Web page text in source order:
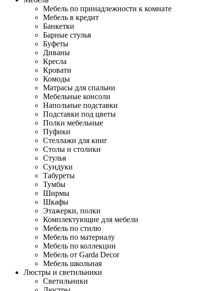
Мебель по принадлежности к комнате
Мебель в кредит
Банкетки
Барные стулья
Буфеты
Диваны
Кресла
Кровати
Комоды
Матрасы для спальни
Мебельные консоли
Напольные подставки
Подставки под цветы
Полки мебельные
Пуфики
Стеллажи для книг
Столы и столики
Стулья
Сундуки
Табуреты
Тумбы
Ширмы
Шкафы
Этажерки, полки
Комплектующие для мебели
Мебель по стилю
Мебель по материалу
Мебель по коллекции
Мебель от Garda Decor
Мебель школьная
Люстры и светильники
Светильники